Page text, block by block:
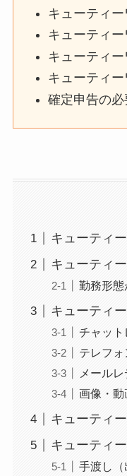
キューティ
キューティ
キューティー
キューティ
確定申告の必
キューティ
キューティ
勤務形態
キューティ
チャット
テレフ
メール
画像・動
キューティ
キューティ
手渡し（